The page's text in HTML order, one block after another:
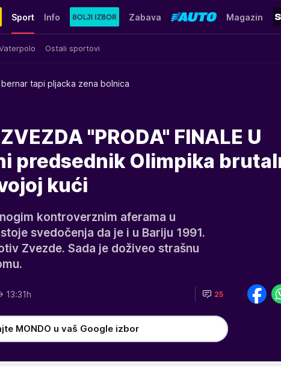
Sport
Ostali sportovi
Info Zabava Magazin
bernar tapi pljacka zena bolnica
"PRODA" FINALE U
predsednik Olimpika
kući
kontroverznim aferama u
svedočenja da je i u Bariju 1991.
Zvezde. Sada je doživeo strašnu
13:31h 25
MONDO u vaš Google izbor